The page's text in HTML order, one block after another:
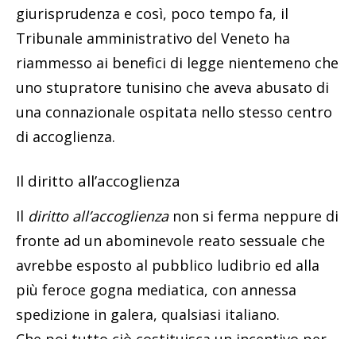
giurisprudenza e così, poco tempo fa, il
Tribunale amministrativo del Veneto ha
riammesso ai benefici di legge nientemeno che
uno stupratore tunisino che aveva abusato di
una connazionale ospitata nello stesso centro
di accoglienza.
Il diritto all’accoglienza
Il diritto all’accoglienzanon si ferma neppure di
fronte ad un abominevole reato sessuale che
avrebbe esposto al pubblico ludibrio ed alla
più feroce gogna mediatica, con annessa
spedizione in galera, qualsiasi italiano.